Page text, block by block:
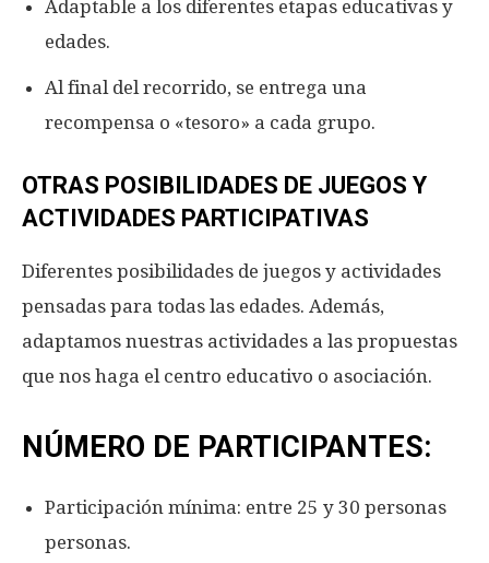
Adaptable a los diferentes etapas educativas y
edades.
Al final del recorrido, se entrega una
recompensa o «tesoro» a cada grupo.
OTRAS POSIBILIDADES DE JUEGOS Y
ACTIVIDADES PARTICIPATIVAS
Diferentes posibilidades de juegos y actividades
pensadas para todas las edades. Además,
adaptamos nuestras actividades a las propuestas
que nos haga el centro educativo o asociación.
NÚMERO DE PARTICIPANTES:
Participación mínima: entre 25 y 30 personas
personas.